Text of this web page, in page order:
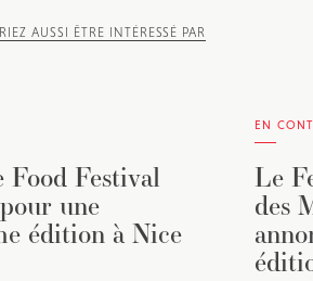
AUSSI ÊTRE INTÉRESSÉ PAR
Food Festival
une
édition à Nice
EN
Le
des